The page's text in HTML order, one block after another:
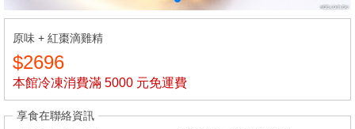
原味 + 紅棗滴雞精
$2696
本館冷凍消費滿 5000 元免運費
享食在聯絡資訊